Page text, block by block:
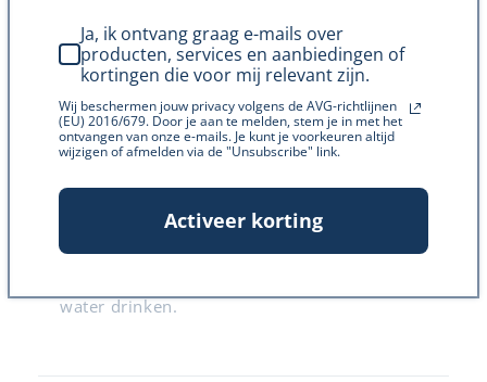
baby.
Overzicht:
Doel:Herstel en ondersteuning van
borstvoeding.
Supplementen:Foliumzuur / Vitamine D /
Gezondheid:
water drinken.
Ja, ik ontvang graag e-mails over
producten, services en aanbiedingen of
kortingen die voor mij relevant zijn.
Wij beschermen jouw privacy volgens de AVG-richtlijnen
(EU) 2016/679. Door je aan te melden, stem je in met het
ontvangen van onze e-mails. Je kunt je voorkeuren altijd
wijzigen of afmelden via de "Unsubscribe" link.
Activeer korting